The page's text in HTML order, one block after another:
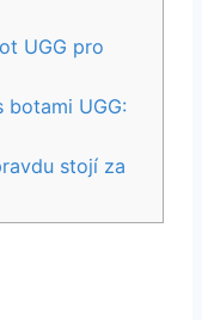
UGG pro
⁤botami ⁢UGG:
⁤stojí ‍za